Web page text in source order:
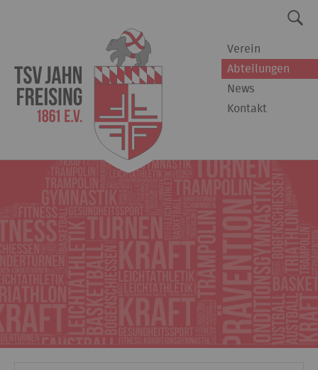
Verein
Abteilungen
News
Kontakt